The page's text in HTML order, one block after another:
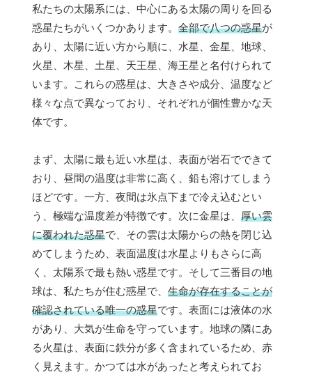
私たちの太陽系には、中心にある太陽の周りを回る
惑星たちがいくつかあります。 全部で八つの惑星が
あり、太陽に近い方から順に、水星、金星、地球、
火星、木星、土星、天王星、海王星と名付けられて
います。これらの惑星は、大きさや成分、温度など
様々な点で異なっており、それぞれが個性豊かな天
体です。
まず、太陽に最も近い水星は、表面が岩石でできて
おり、昼間の温度は非常に高く、鉛も溶けてしまう
ほどです。一方、夜間は氷点下まで冷え込むとい
う、極端な温度差が特徴です。次に金星は、 厚い雲
に覆われた惑星で、その雲は太陽からの熱を閉じ込
めてしまうため、表面温度は水星よりもさらに高
く、太陽系で最も熱い惑星です。そして三番目の地
球は、私たちが住む惑星で、 生命が存在することが
確認されている唯一の惑星です。表面には液体の水
があり、大気が生命を守っています。地球の隣にあ
る火星は、表面に鉄分が多く含まれているため、赤
く見えます。かつては水があったと考えられてお